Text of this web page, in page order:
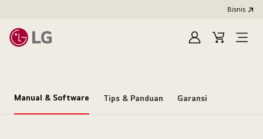
Bisnis
MasukKeranjang
Open
Manual & Software Tips & Panduan Garansi